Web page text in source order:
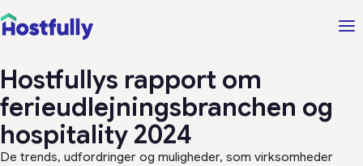
Hostfullys rapport om
ferieudlejningsbranchen og
hospitality 2024
De trends, udfordringer og muligheder, som virksomheder